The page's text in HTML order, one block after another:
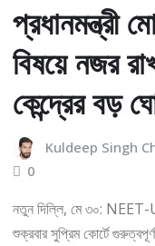
প্রধানমন্ত্রী
বিষয়ে নজর
কেন্দ্রের বড়
Kuldeep Singh
0
নতুন দিল্লি, মে ৩০: NEET-
শুক্রবার সুপ্রিম কোর্টে